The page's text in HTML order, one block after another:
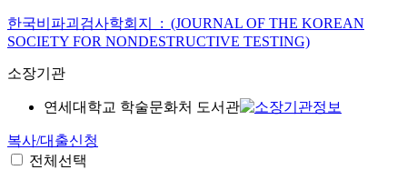
한국비파괴검사학회지 : (JOURNAL OF THE KOREAN
SOCIETY FOR NONDESTRUCTIVE TESTING)
소장기관
연세대학교 학술문화처 도서관
복사/대출신청
전체선택